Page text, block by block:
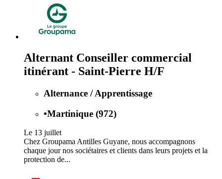
Alternant Conseiller commercial
itinérant - Saint-Pierre H/F
Alternance / Apprentissage
•Martinique (972)
Le 13 juillet
Chez Groupama Antilles Guyane, nous accompagnons
chaque jour nos sociétaires et clients dans leurs projets et la
protection de...